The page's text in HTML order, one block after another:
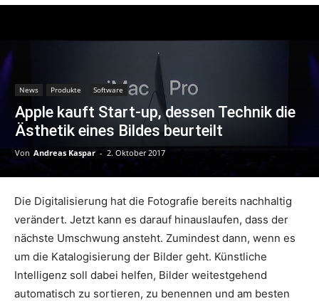
News Produkte Software
Apple kauft Start-up, dessen Technik die
Ästhetik eines Bildes beurteilt
Von Andreas Kaspar - 2. Oktober 2017
Die Digitalisierung hat die Fotografie bereits nachhaltig
verändert. Jetzt kann es darauf hinauslaufen, dass der
nächste Umschwung ansteht. Zumindest dann, wenn es
um die Katalogisierung der Bilder geht. Künstliche
Intelligenz soll dabei helfen, Bilder weitestgehend
automatisch zu sortieren, zu benennen und am besten